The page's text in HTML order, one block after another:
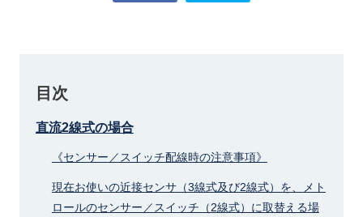
目次
直流2線式の場合
《センサー／スイッチ配線時の注意事項》
現在お使いの近接センサ（3線式及び2線式）を、メト
ロールのセンサー／スイッチ（2線式）に取替える場